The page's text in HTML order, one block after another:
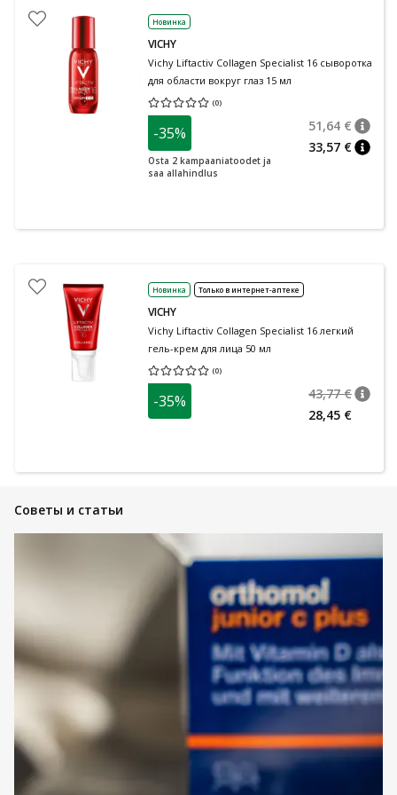
Новинка
VICHY
Vichy Liftactiv Collagen Specialist 16 сыворотка
для области вокруг глаз 15 мл
(0)
Средняя оценка 0.00
-35%
Osta 2 kampaaniatoodet ja
saa allahindlus
51,64 €
33,57 €
Новинка Только в интернет-аптеке
VICHY
Vichy Liftactiv Collagen Specialist 16 легкий
гель-крем для лица 50 мл
(0)
Средняя оценка 0.00
-35% 43,77 €
28,45 €
Советы и статьи